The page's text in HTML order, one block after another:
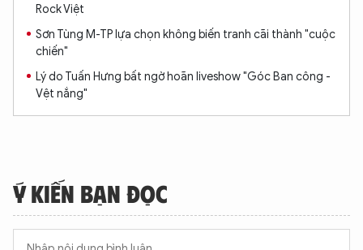
Rock Việt
Sơn Tùng M-TP lựa chọn không biến tranh cãi thành "cuộc
chiến"
Lý do Tuấn Hưng bất ngờ hoãn liveshow "Góc Ban công -
Vệt nắng"
Ý KIẾN BẠN ĐỌC